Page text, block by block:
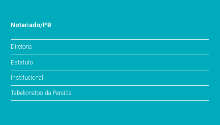
Notariado/PB
Diretoria
Estatuto
Institucional
Tabelionatos da Paraíba